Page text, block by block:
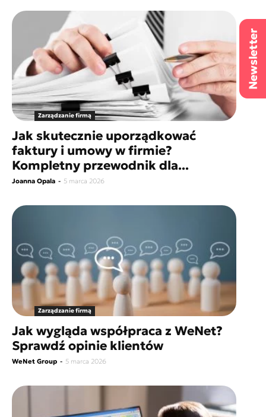
Zarządzanie firmą
Jak skutecznie uporządkować
faktury i umowy w firmie?
Kompletny przewodnik dla...
Joanna Opala - 5 marca 2026
Zarządzanie firmą
Jak wygląda współpraca z WeNet?
Sprawdź opinie klientów
WeNet Group - 5 marca 2026